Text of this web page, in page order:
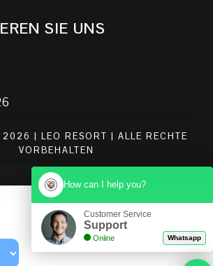
SIE UNS
| LEO RESORT | ALLE RECHTE
VORBEHALTEN
How can I help you?
Customer Service
Support
Online Whatsapp